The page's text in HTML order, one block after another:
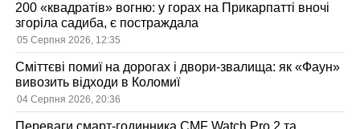
200 «квадратів» вогню: у горах на Прикарпатті вночі
згоріла садиба, є постраждала
05 Серпня 2026, 12:35
Сміттєві помиї на дорогах і двори-звалища: як «Фаун»
вивозить відходи в Коломиї
04 Серпня 2026, 20:36